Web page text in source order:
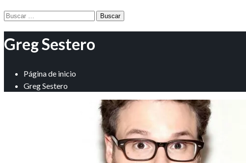
Buscar:
Greg Sestero
Página de inicio
Greg Sestero